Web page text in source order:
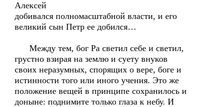
Алексей
добивался полномасштабной власти, и его
великий сын Петр ее добился…
Между тем, бог Ра светил себе и светил,
грустно взирая на землю и суету внуков
своих неразумных, спорящих о вере, боге и
истинности того или иного учения. Это же
положение вещей в принципе сохранилось и
доныне: поднимите только глаза к небу. И